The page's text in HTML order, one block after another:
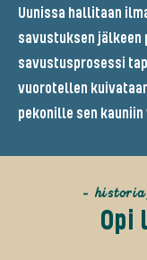
Uunissa hallitaan
savustuksen jälkeen
savustusprosessi
vuorotellen
pekonille sen
-
Opi